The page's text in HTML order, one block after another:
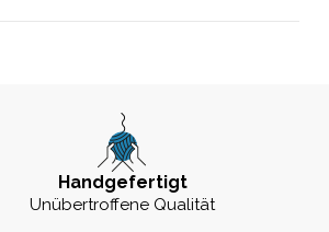
Handgefertigt
Unübertroffene Qualität